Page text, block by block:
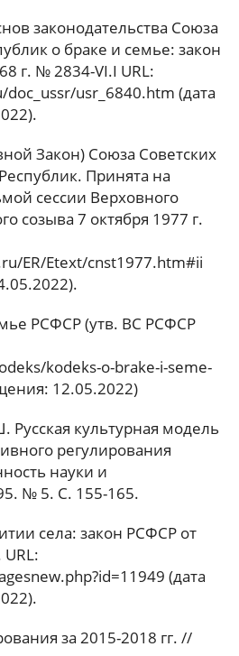
законодательства Союза
о браке и семье: закон
г. № 2834-VI.I URL:
usr_6840.htm (дата
Закон) Союза Советских
Принята на
сессии Верховного
созыва 7 октября 1977 г.
ER/Etext/cnst1977.htm#ii
РСФСР (утв. ВС РСФСР
kodeks-o-brake-i-seme-
12.05.2022)
культурная модель
регулирования
науки и
№ 5. С. 155-165.
села: закон РСФСР от
(дата
за 2015-2018 гг. //